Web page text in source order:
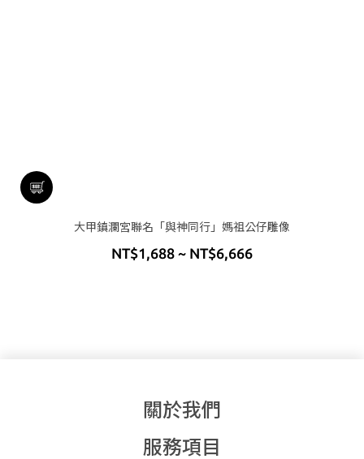
大甲鎮瀾宮聯名「與神同行」媽祖公仔雕像
NT$1,688 ~ NT$6,666
關於我們
服務項目